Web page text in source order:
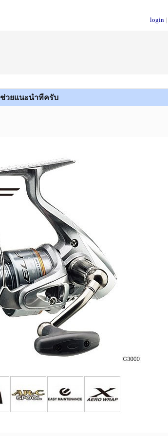
login |
ช่วยแนะนำทีครับ